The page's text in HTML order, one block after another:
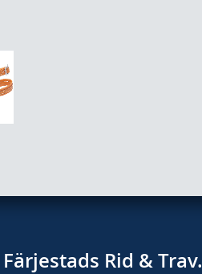
Rid & Trav.